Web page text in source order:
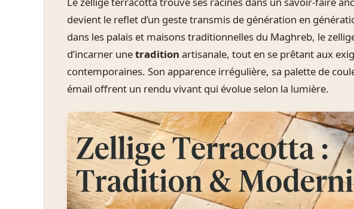
devient le reflet d’un geste transmis de génération en
dans les palais et maisons traditionnelles du Maghreb, le
d’incarner unetradition artisanale, tout en se prêtant aux
contemporaines. Son apparence irrégulière, sa palette de
émail offrent un rendu vivant qui évolue selon la lumière.